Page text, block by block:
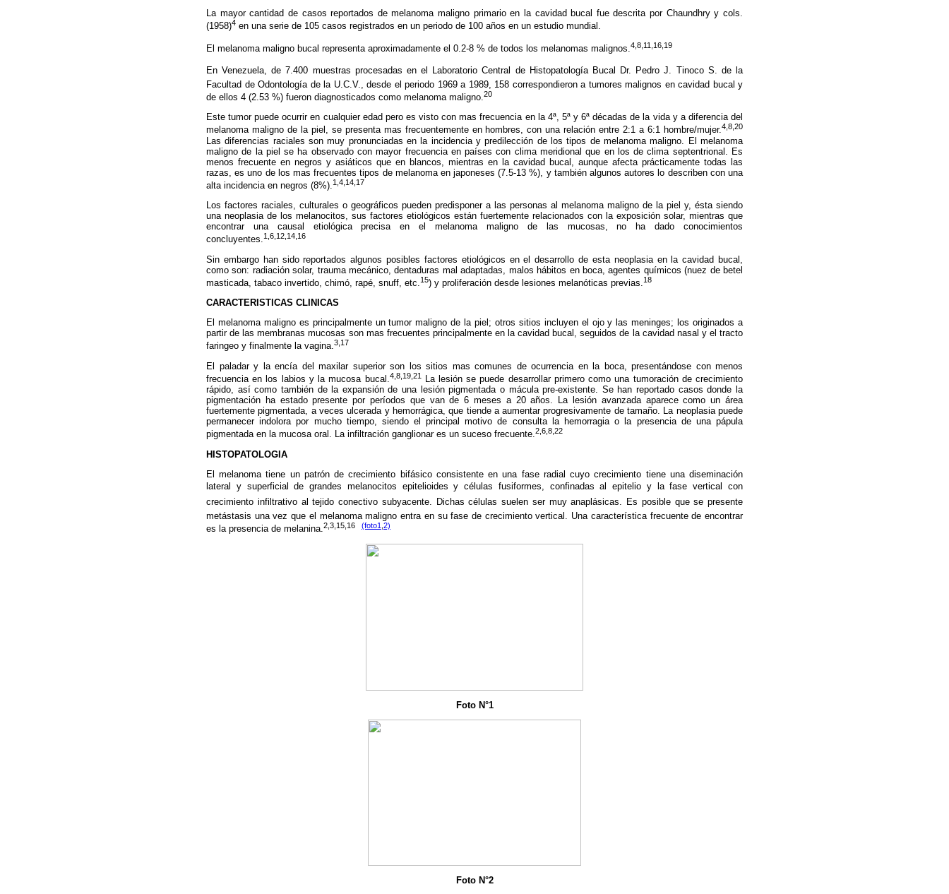
La mayor cantidad de casos reportados de melanoma maligno primario en la cavidad bucal fue descrita por Chaundhry y cols.
(1958)4 en una serie de 105 casos registrados en un periodo de 100 años en un estudio mundial.
El melanoma maligno bucal representa aproximadamente el 0.2-8 % de todos los melanomas malignos.4,8,11,16,19
En Venezuela, de 7.400 muestras procesadas en el Laboratorio Central de Histopatología Bucal Dr. Pedro J. Tinoco S. de la
Facultad de Odontología de la U.C.V., desde el periodo 1969 a 1989, 158 correspondieron a tumores malignos en cavidad bucal y
de ellos 4 (2.53 %) fueron diagnosticados como melanoma maligno. 20
Este tumor puede ocurrir en cualquier edad pero es visto con mas frecuencia en la 4ª, 5ª y 6ª décadas de la vida y a diferencia del
melanoma maligno de la piel, se presenta mas frecuentemente en hombres, con una relación entre 2:1 a 6:1 hombre/mujer.4,8,20
Las diferencias raciales son muy pronunciadas en la incidencia y predilección de los tipos de melanoma maligno. El melanoma
maligno de la piel se ha observado con mayor frecuencia en países con clima meridional que en los de clima septentrional. Es
menos frecuente en negros y asiáticos que en blancos, mientras en la cavidad bucal, aunque afecta prácticamente todas las
razas, es uno de los mas frecuentes tipos de melanoma en japoneses (7.5-13 %), y también algunos autores lo describen con una
alta incidencia en negros (8%). 1,4,14,17
Los factores raciales, culturales o geográficos pueden predisponer a las personas al melanoma maligno de la piel y, ésta siendo
una neoplasia de los melanocitos, sus factores etiológicos están fuertemente relacionados con la exposición solar, mientras que
encontrar una causal etiológica precisa en el melanoma maligno de las mucosas, no ha dado conocimientos
concluyentes.1,6,12,14,16
Sin embargo han sido reportados algunos posibles factores etiológicos en el desarrollo de esta neoplasia en la cavidad bucal,
como son: radiación solar, trauma mecánico, dentaduras mal adaptadas, malos hábitos en boca, agentes químicos (nuez de betel
masticada, tabaco invertido, chimó, rapé, snuff, etc.15) y proliferación desde lesiones melanóticas previas.18
CARACTERISTICAS CLINICAS
El melanoma maligno es principalmente un tumor maligno de la piel; otros sitios incluyen el ojo y las meninges; los originados a
partir de las membranas mucosas son mas frecuentes principalmente en la cavidad bucal, seguidos de la cavidad nasal y el tracto
faringeo y finalmente la vagina.3,17
El paladar y la encía del maxilar superior son los sitios mas comunes de ocurrencia en la boca, presentándose con menos
frecuencia en los labios y la mucosa bucal.4,8,19,21La lesión se puede desarrollar primero como una tumoración de crecimiento
rápido, así como también de la expansión de una lesión pigmentada o mácula pre-existente. Se han reportado casos donde la
pigmentación ha estado presente por períodos que van de 6 meses a 20 años. La lesión avanzada aparece como un área
fuertemente pigmentada, a veces ulcerada y hemorrágica, que tiende a aumentar progresivamente de tamaño. La neoplasia puede
permanecer indolora por mucho tiempo, siendo el principal motivo de consulta la hemorragia o la presencia de una pápula
pigmentada en la mucosa oral. La infiltración ganglionar es un suceso frecuente.2,6,8,22
HISTOPATOLOGIA
El melanoma tiene un patrón de crecimiento bifásico consistente en una fase radial cuyo crecimiento tiene una diseminación
lateral y superficial de grandes melanocitos epitelioides y células fusiformes, confinadas al epitelio y la fase vertical con
crecimiento infiltrativo al tejido conectivo subyacente. Dichas células suelen ser muy anaplásicas. Es posible que se presente
metástasis una vez que el melanoma maligno entra en su fase de crecimiento vertical. Una característica frecuente de encontrar
es la presencia de melanina.2,3,15,16 (foto1 2)
Foto N°1
Foto N°2